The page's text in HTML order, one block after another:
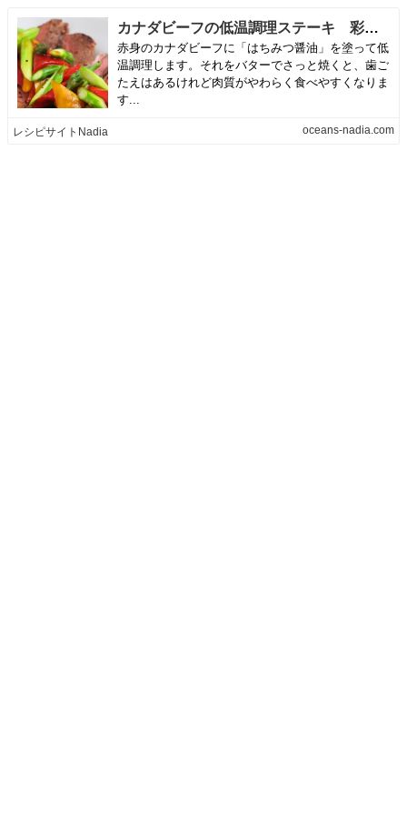
カナダビーフの低温調理ステーキ 彩り野菜ソース | レシピサイトNadia
赤身のカナダビーフに「はちみつ醤油」を塗って低
温調理します。それをバターでさっと焼くと、歯ご
たえはあるけれど肉質がやわらく食べやすくなりま
す...
レシピサイトNadia oceans-nadia.com